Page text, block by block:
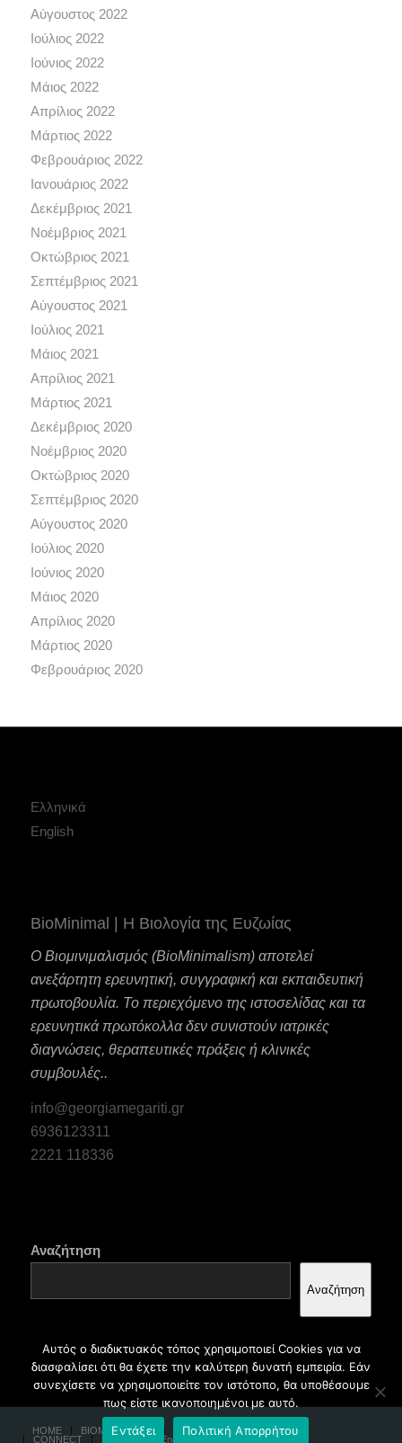
Αύγουστος 2022
Ιούλιος 2022
Ιούνιος 2022
Μάιος 2022
Απρίλιος 2022
Μάρτιος 2022
Φεβρουάριος 2022
Ιανουάριος 2022
Δεκέμβριος 2021
Νοέμβριος 2021
Οκτώβριος 2021
Σεπτέμβριος 2021
Αύγουστος 2021
Ιούλιος 2021
Μάιος 2021
Απρίλιος 2021
Μάρτιος 2021
Δεκέμβριος 2020
Νοέμβριος 2020
Οκτώβριος 2020
Σεπτέμβριος 2020
Αύγουστος 2020
Ιούλιος 2020
Ιούνιος 2020
Μάιος 2020
Απρίλιος 2020
Μάρτιος 2020
Φεβρουάριος 2020
Ελληνικά
English
BioMinimal | Η Βιολογία της Ευζωίας
Ο Βιομινιμαλισμός (BioMinimalism) αποτελεί
ανεξάρτητη ερευνητική, συγγραφική και εκπαιδευτική
πρωτοβουλία. Το περιεχόμενο της ιστοσελίδας και τα
ερευνητικά πρωτόκολλα δεν συνιστούν ιατρικές
διαγνώσεις, θεραπευτικές πράξεις ή κλινικές
συμβουλές..
info@georgiamegariti.gr
6936123311
2221 118336
Αναζήτηση
Αναζήτηση
HOME BIOMINIMALISM PUBLICATIONS
ABOUT
CONNECT
English
Αυτός ο διαδικτυακός τόπος χρησιμοποιεί Cookies για να
διασφαλίσει ότι θα έχετε την καλύτερη δυνατή εμπειρία. Εάν
συνεχίσετε να χρησιμοποιείτε τον ιστότοπο, θα υποθέσουμε
πως είστε ικανοποιημένοι με αυτό.
Εντάξει
Πολιτική Απορρήτου